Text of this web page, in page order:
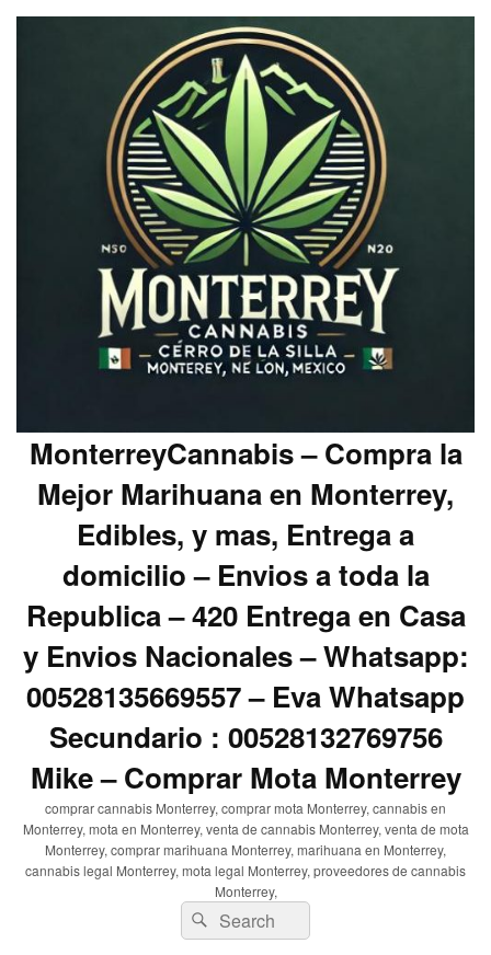
MonterreyCannabis – Compra la
Mejor Marihuana en Monterrey,
Edibles, y mas, Entrega a
domicilio – Envios a toda la
Republica – 420 Entrega en Casa
y Envios Nacionales – Whatsapp:
00528135669557 – Eva Whatsapp
Secundario : 00528132769756
Mike – Comprar Mota Monterrey
comprar cannabis Monterrey, comprar mota Monterrey, cannabis en
Monterrey, mota en Monterrey, venta de cannabis Monterrey, venta de mota
Monterrey, comprar marihuana Monterrey, marihuana en Monterrey,
cannabis legal Monterrey, mota legal Monterrey, proveedores de cannabis
Monterrey,
Search
for:
Search